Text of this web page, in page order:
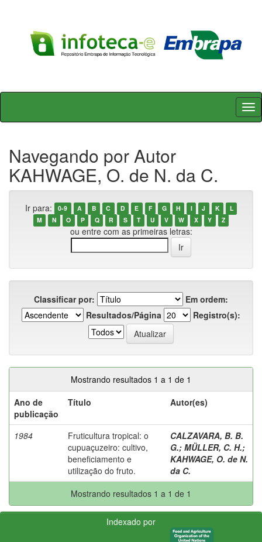
Skip
Navegando por Autor
KAHWAGE, O. de N. da C.
Ir para: 0-9 A B C D E F G H I J K
L
M
N O P Q R S T U V W X Y Z
ou entre com as primeiras letras:
Classificar por:
Em ordem:
Resultados/Página
Registro(s):
Mostrando resultados 1 a 1 de 1
Ano de
publicação
Título Autor(es)
1984
Fruticultura tropical: o
cupuaçuzeiro: cultivo,
beneficiamento e
utilização do fruto.
CALZAVARA, B. B.
G.; MÜLLER, C. H.;
KAHWAGE, O. de N.
da C.
Mostrando resultados 1 a 1 de 1
Indexado por